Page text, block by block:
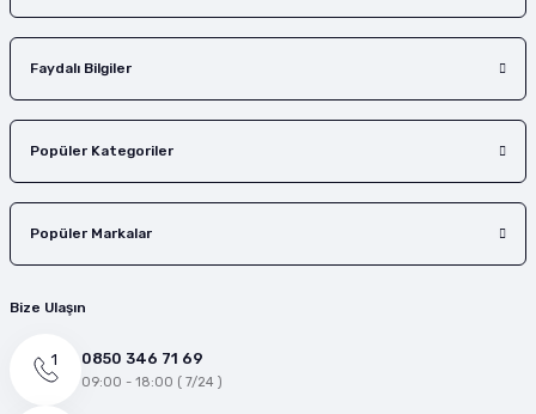
Faydalı Bilgiler
Popüler Kategoriler
Popüler Markalar
Bize Ulaşın
0850 346 71 69
09:00 - 18:00 ( 7/24 )